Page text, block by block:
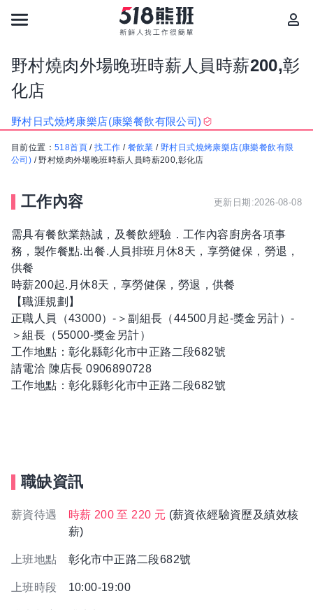
野村燒肉外場晚班時薪人員時薪200,彰
化店
野村日式燒烤康樂店(康樂餐飲有限公司)
目前位置： 518首頁 /找工作 / 餐飲業 /野村日式燒烤康樂店(康樂餐飲有限
公司) /野村燒肉外場晚班時薪人員時薪200,彰化店
工作內容 更新日期:2026-08-08
需具有餐飲業熱誠，及餐飲經驗．工作內容廚房各項事
務，製作餐點.出餐.人員排班月休8天，享勞健保，勞退，
供餐
時薪200起.月休8天，享勞健保，勞退，供餐
【職涯規劃】
正職人員（43000）-＞副組長（44500月起-獎金另計）-
＞組長（55000-獎金另計）
工作地點：彰化縣彰化市中正路二段682號
請電洽 陳店長 0906890728
工作地點：彰化縣彰化市中正路二段682號
職缺資訊
薪資待遇 時薪 200 至 220 元 (薪資依經驗資歷及績效核
薪)
上班地點 彰化市中正路二段682號
上班時段 10:00-19:00